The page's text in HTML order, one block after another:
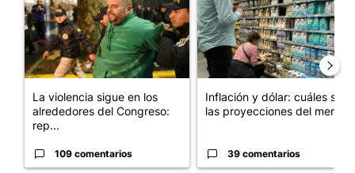
La violencia sigue en los
alrededores del Congreso:
rep...
109 comentarios
Inflación y dólar: cuáles son
las proyecciones del merc...
39 comentarios